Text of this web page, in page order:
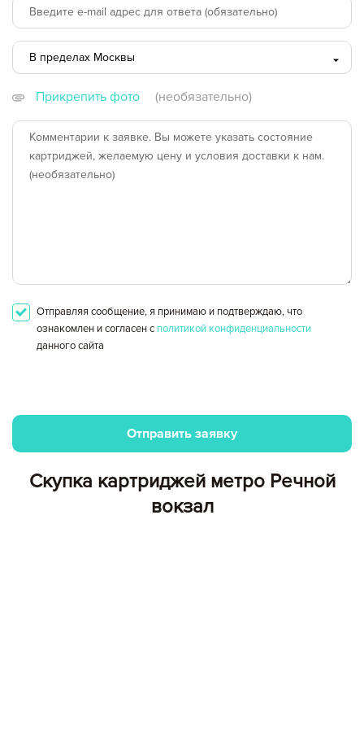
В пределах Москвы
В пределах Москвы
за пределами МКАД
другой город
Прикрепить фото (необязательно)
Отправляя сообщение, я принимаю и подтверждаю, что
ознакомлен и согласен с политикой конфиденциальности
данного сайта
Отправить заявку
Скупка картриджей метро Речной
вокзал
Оформление заявки
Сохранить и продолжить работу с прайс-листом